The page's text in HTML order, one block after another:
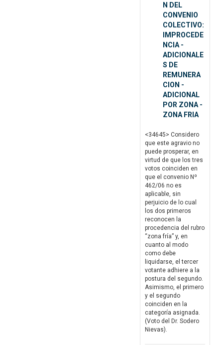
N DEL
CONVENIO
COLECTIVO:
IMPROCEDE
NCIA -
ADICIONALE
S DE
REMUNERA
CION -
ADICIONAL
POR ZONA -
ZONA FRIA
<34645> Considero
que este agravio no
puede prosperar, en
virtud de que los tres
votos coinciden en
que el convenio Nº
462/06 no es
aplicable, sin
perjuicio de lo cual
los dos primeros
reconocen la
procedencia del rubro
“zona fría” y, en
cuanto al modo
como debe
liquidarse, el tercer
votante adhiere a la
postura del segundo.
Asimismo, el primero
y el segundo
coinciden en la
categoría asignada.
(Voto del Dr. Sodero
Nievas).